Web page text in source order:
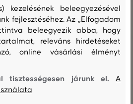
kezelésének beleegyezésével
fejlesztéséhez. Az „Elfogadom
beleegyezik abba, hogy
releváns hirdetéseket
online vásárlási élményt
tisztességesen járunk el.A